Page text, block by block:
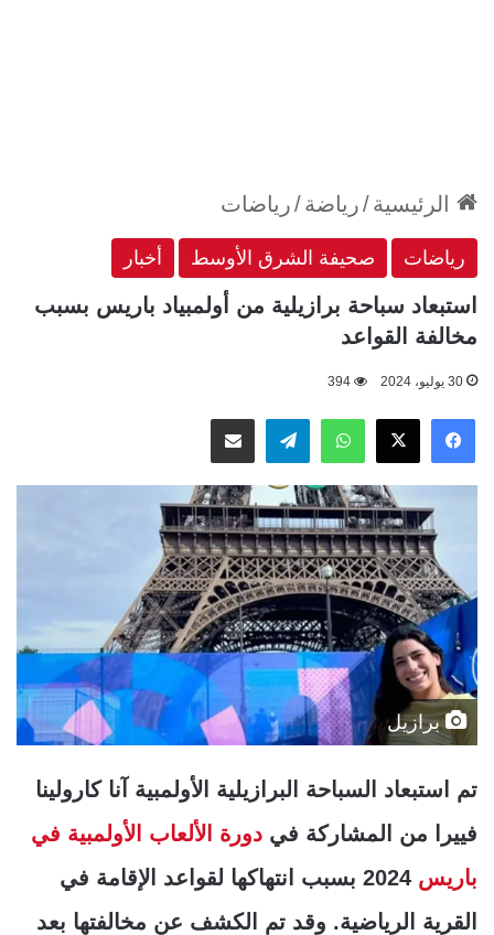
الرئيسية/رياضة/رياضات
رياضات صحيفة الشرق الأوسط أخبار
استبعاد سباحة برازيلية من أولمبياد باريس بسبب
مخالفة القواعد
30 يوليو، 2024 394
فيسبوك
‫X واتسابتيلقراممشاركة عبر البريد
برازيل
تم استبعاد السباحة البرازيلية الأولمبية آنا كارولينا
فييرا من المشاركة في دورة الألعاب الأولمبية في
باريس
2024 بسبب انتهاكها لقواعد الإقامة في
القرية الرياضية. وقد تم الكشف عن مخالفتها بعد